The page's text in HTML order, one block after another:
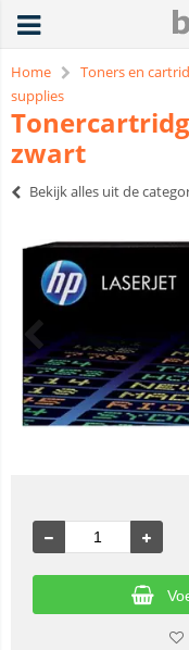
Home Toners en
supplies
zwart
Bekijk alles uit de